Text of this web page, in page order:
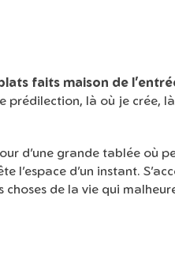
faits maison de
prédilection, là où je crée,
d’une grande tablée où
l’espace d’un instant.
de la vie qui